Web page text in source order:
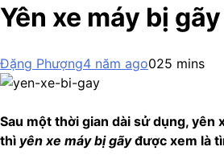
Yên xe máy bị
Đặng Phượng4 năm ago025 mins
Sau một thời gian dài sử dụng, yên
thì yên xe máy bị gãyđược xem là